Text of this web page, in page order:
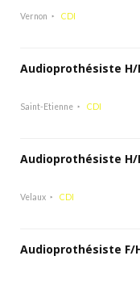
Vernon CDI
Audioprothésiste H/
Saint-Etienne CDI
Audioprothésiste H/
Velaux CDI
Audioprothésiste F/